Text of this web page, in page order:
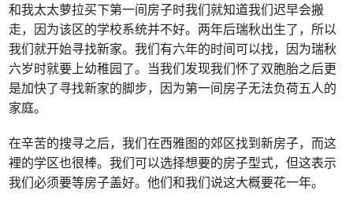
和我太太萝拉买下第一间房子时我们就知道我们迟早会搬
走，因为该区的学校系统并不好。两年后瑞秋出生了，所以
我们就开始寻找新家。我们有六年的时间可以找，因为瑞秋
六岁时就要上幼稚园了。当我们发现我们怀了双胞胎之后更
是加快了寻找新家的脚步，因为第一间房子无法负荷五人的
家庭。
在辛苦的搜寻之后，我们在西雅图的郊区找到新房子，而这
裡的学区也很棒。我们可以选择想要的房子型式，但这表示
我们必须要等房子盖好。他们和我们说这大概要花一年。